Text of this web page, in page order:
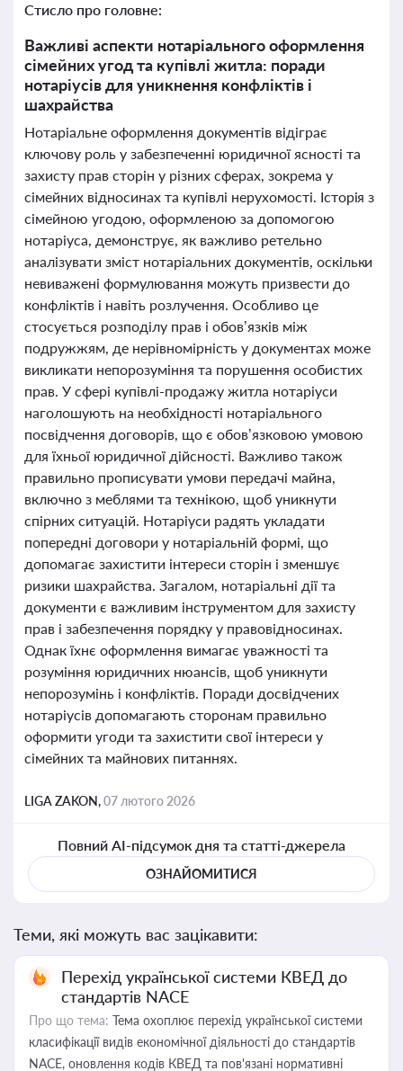
Стисло про головне:
Важливі аспекти нотаріального оформлення
сімейних угод та купівлі житла: поради
нотаріусів для уникнення конфліктів і
шахрайства
Нотаріальне оформлення документів відіграє
ключову роль у забезпеченні юридичної ясності та
захисту прав сторін у різних сферах, зокрема у
сімейних відносинах та купівлі нерухомості. Історія з
сімейною угодою, оформленою за допомогою
нотаріуса, демонструє, як важливо ретельно
аналізувати зміст нотаріальних документів, оскільки
невиважені формулювання можуть призвести до
конфліктів і навіть розлучення. Особливо це
стосується розподілу прав і обов’язків між
подружжям, де нерівномірність у документах може
викликати непорозуміння та порушення особистих
прав. У сфері купівлі-продажу житла нотаріуси
наголошують на необхідності нотаріального
посвідчення договорів, що є обов’язковою умовою
для їхньої юридичної дійсності. Важливо також
правильно прописувати умови передачі майна,
включно з меблями та технікою, щоб уникнути
спірних ситуацій. Нотаріуси радять укладати
попередні договори у нотаріальній формі, що
допомагає захистити інтереси сторін і зменшує
ризики шахрайства. Загалом, нотаріальні дії та
документи є важливим інструментом для захисту
прав і забезпечення порядку у правовідносинах.
Однак їхнє оформлення вимагає уважності та
розуміння юридичних нюансів, щоб уникнути
непорозумінь і конфліктів. Поради досвідчених
нотаріусів допомагають сторонам правильно
оформити угоди та захистити свої інтереси у
сімейних та майнових питаннях.
LIGA ZAKON,07 лютого 2026
Повний AI-підсумок дня та статті-джерела
ОЗНАЙОМИТИСЯ
Теми, які можуть вас зацікавити:
Перехід української системи КВЕД до
стандартів NACE
Про що тема: Тема охоплює перехід української системи
класифікації видів економічної діяльності до стандартів
NACE, оновлення кодів КВЕД та пов'язані нормативні